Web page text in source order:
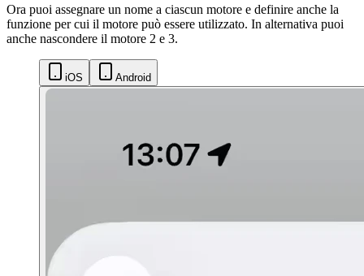
Ora puoi assegnare un nome a ciascun motore e definire anche la
funzione per cui il motore può essere utilizzato. In alternativa puoi
anche nascondere il motore 2 e 3.
iOS Android